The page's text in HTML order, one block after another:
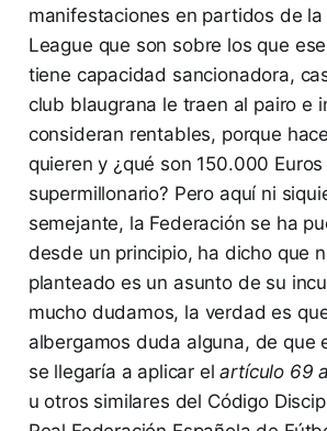
manifestaciones en partidos de la
League que son sobre los que
tiene capacidad sancionadora,
club blaugrana le traen al pairo e
consideran rentables, porque
quieren y ¿qué son 150.000
supermillonario? Pero aquí ni
semejante, la Federación se ha
desde un principio, ha dicho que
planteado es un asunto de su
mucho dudamos, la verdad es
albergamos duda alguna, de que
se llegaría a aplicar elartículo 69
u otros similares del Código